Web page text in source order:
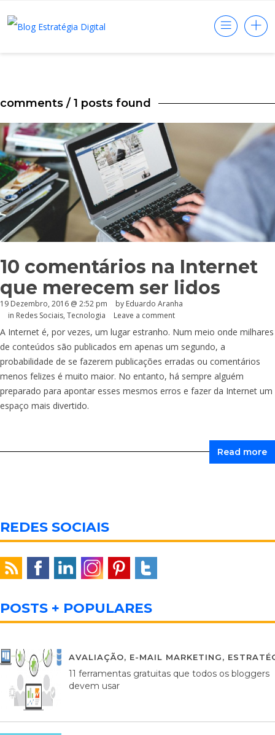
comments / 1 posts found
10 comentários na Internet
que merecem ser lidos
19 Dezembro, 2016 @ 2:52 pm by Eduardo Aranha
in Redes Sociais, Tecnologia Leave a comment
A Internet é, por vezes, um lugar estranho. Num meio onde milhares
de conteúdos são publicados em apenas um segundo, a
probabilidade de se fazerem publicações erradas ou comentários
menos felizes é muito maior. No entanto, há sempre alguém
preparado para apontar esses mesmos erros e fazer da Internet um
espaço mais divertido.
Read more
REDES SOCIAIS
POSTS + POPULARES
AVALIAÇÃO, E-MAIL MARKETING,
11 ferramentas gratuitas que todos os bloggers
devem usar